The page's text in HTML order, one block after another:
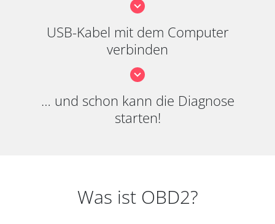
USB-Kabel mit dem Computer
verbinden
… und schon kann die Diagnose
starten!
Was ist OBD2?